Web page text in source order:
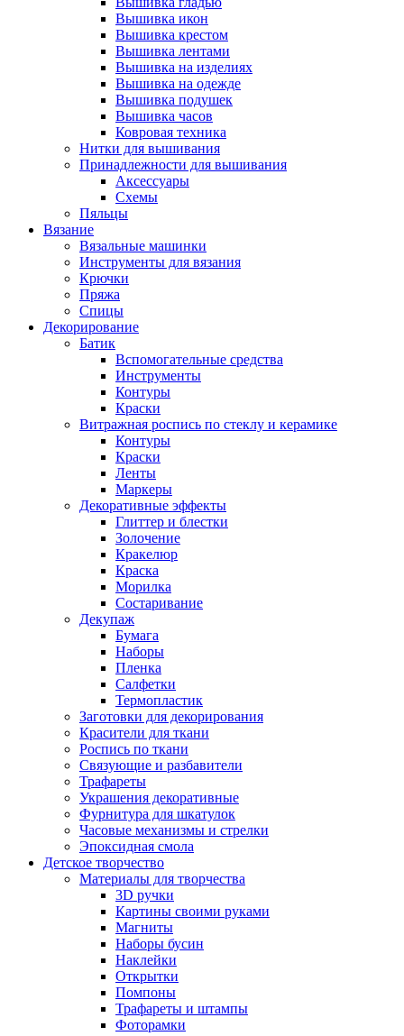
Вышивка икон
Вышивка крестом
Вышивка лентами
Вышивка на изделиях
Вышивка на одежде
Вышивка подушек
Вышивка часов
Ковровая техника
Нитки для вышивания
Принадлежности для вышивания
Аксессуары
Схемы
Пяльцы
Вязание
Вязальные машинки
Инструменты для вязания
Крючки
Пряжа
Спицы
Декорирование
Батик
Вспомогательные средства
Инструменты
Контуры
Краски
Витражная роспись по стеклу и керамике
Контуры
Краски
Ленты
Маркеры
Декоративные эффекты
Глиттер и блестки
Золочение
Кракелюр
Краска
Морилка
Состаривание
Декупаж
Бумага
Наборы
Пленка
Салфетки
Термопластик
Заготовки для декорирования
Красители для ткани
Роспись по ткани
Связующие и разбавители
Трафареты
Украшения декоративные
Фурнитура для шкатулок
Часовые механизмы и стрелки
Эпоксидная смола
Детское творчество
Материалы для творчества
3D ручки
Картины своими руками
Магниты
Наборы бусин
Наклейки
Открытки
Помпоны
Трафареты и штампы
Фоторамки